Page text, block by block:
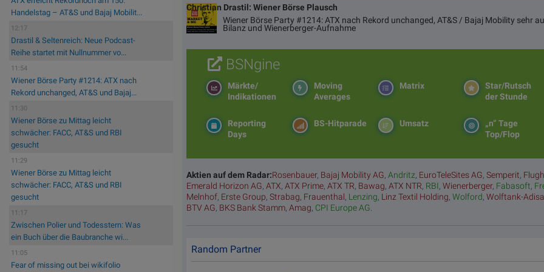
Handelstag – AT&S und Bajaj Mobilit...
12:17
Drastil & Seltenreich: Neue Podcast-
Reihe startet mit Nullnummer vo...
11:54
Wiener Börse Party #1214: ATX nach
Rekord unchanged, AT&S und Bajaj...
11:30
Wiener Börse zu Mittag leicht
schwächer: FACC, AT&S und RBI
gesucht
11:29
Wiener Börse zu Mittag leicht
schwächer: FACC, AT&S und RBI
gesucht
11:17
Zwischen Polier und Todesstern: Was
ein Buch über die Baubranche wi...
11:05
Fear of missing out bei wikifolio
Christian Drastil: Wiener Börse Plausch
Wiener Börse Party #1214: ATX nach Rekord unchanged, AT&S / Bajaj Mobility sehr
Bilanz und Wienerberger-Aufnahme
BSNgine
Star/Rutsch
der Stunde
Matrix
Moving
Averages
Märkte/
Indikationen
„n“ Tage
Top/Flop
Umsatz
BS-Hitparade
Reporting
Days
Aktien auf dem Radar:Rosenbauer, Bajaj Mobility AG,Andritz, EuroTeleSites AG,Semperit,
Emerald Horizon AG,ATX,ATX Prime,ATX TR, Bawag,ATX NTR, RBI,Wienerberger, Fabasoft,
Melnhof, Erste Group,Strabag, Frauenthal, Lenzing, Linz Textil Holding,Wolford,Wolftank-Adisa
BTV AG, BKS Bank Stamm,Amag, CPI Europe AG.
Random Partner